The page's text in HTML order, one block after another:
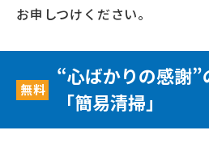
お申しつけください。
無料
“心ばかりの感謝”
「簡易清掃」